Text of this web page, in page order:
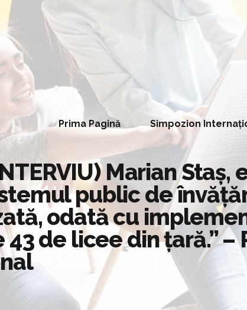
Prima Pagină Simpozion
Marian Staș,
public de
odată cu
de licee din țară.” –